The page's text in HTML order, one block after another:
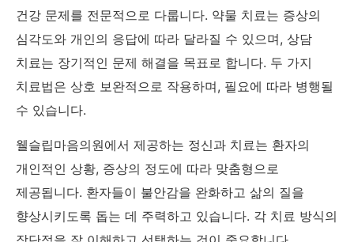
건강 문제를 전문적으로 다룹니다. 약물 치료는 증상의
심각도와 개인의 응답에 따라 달라질 수 있으며, 상담
치료는 장기적인 문제 해결을 목표로 합니다. 두 가지
치료법은 상호 보완적으로 작용하며, 필요에 따라 병행될
수 있습니다.
웰슬립마음의원에서 제공하는 정신과 치료는 환자의
개인적인 상황, 증상의 정도에 따라 맞춤형으로
제공됩니다. 환자들이 불안감을 완화하고 삶의 질을
향상시키도록 돕는 데 주력하고 있습니다. 각 치료 방식의